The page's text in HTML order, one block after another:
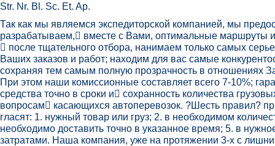
Str. Nr. Bl. Sc. Et. Ap.
Так как мы являемся экспедиторской компанией, мы
разрабатываем, вместе с Вами, оптимальные маршруты
 после тщательного отбора, нанимаем только самых
Ваших заказов и работ; находим для вас самые
сохраняя тем самым полную прозрачность в отношениях
При этом наши комиссионные составляет всего 7-10%;
средства точно в сроки и сохранность количества
вопросам касающихся автоперевозок. ?Шесть правил?
гласят: 1. нужный товар или груз; 2. в необходимом
необходимо доставить точно в указанное время; 5. в
затратами. Наша компания, уже на протяжении 3-х с